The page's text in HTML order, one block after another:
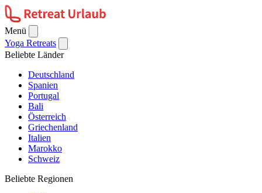
Menü
Yoga Retreats
Beliebte Länder
Deutschland
Spanien
Portugal
Bali
Österreich
Griechenland
Italien
Marokko
Schweiz
Beliebte Regionen